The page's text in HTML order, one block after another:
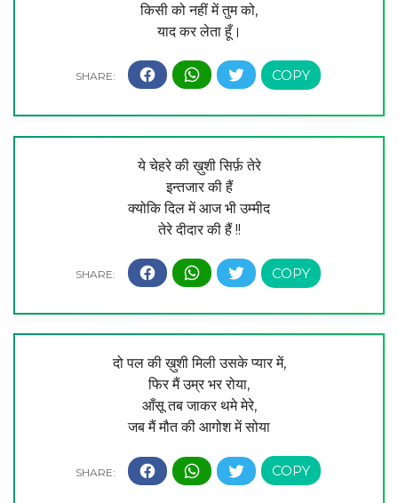
किसी को नहीं में तुम को,
याद कर लेता हूँ।
ये चेहरे की ख़ुशी सिर्फ़ तेरे
इन्तजार की हैं
क्योकि दिल में आज भी उम्मीद
तेरे दीदार की हैं !!
दो पल की ख़ुशी मिली उसके प्यार में,
फिर मैं उम्र भर रोया,
आँसू तब जाकर थमे मेरे,
जब मैं मौत की आगोश में सोया